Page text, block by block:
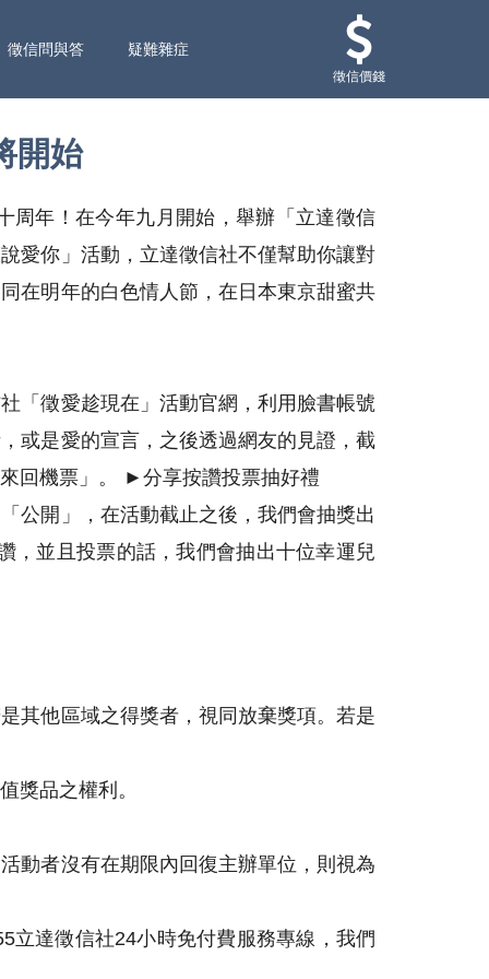
徵信問與答 疑難雜症
徵信價錢
開始
周年！在今年九月開始，舉辦「立達徵信
愛你」活動，立達徵信社不僅幫助你讓對
在明年的白色情人節，在日本東京甜蜜共
「徵愛趁現在」活動官網，利用臉書帳號
或是愛的宣言，之後透過網友的見證，截
回機票」。 ►分享按讚投票抽好禮
公開」，在活動截止之後，我們會抽獎出
，並且投票的話，我們會抽出十位幸運兒
其他區域之得獎者，視同放棄獎項。若是
獎品之權利。
動者沒有在期限內回復主辦單位，則視為
立達徵信社24小時免付費服務專線，我們